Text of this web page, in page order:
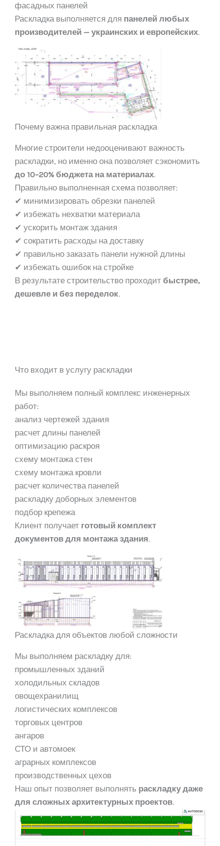
фасадных панелей
Раскладка выполняется для панелей любых
производителей — украинских и европейских.
Почему важна правильная раскладка
Многие строители недооценивают важность
раскладки, но именно она позволяет сэкономить
до 10–20% бюджета на материалах.
Правильно выполненная схема позволяет:
✔ минимизировать обрезки панелей
✔ избежать нехватки материала
✔ ускорить монтаж здания
✔ сократить расходы на доставку
✔ правильно заказать панели нужной длины
✔ избежать ошибок на стройке
В результате строительство проходитбыстрее,
дешевле и без переделок.
Что входит в услугу раскладки
Мы выполняем полный комплекс инженерных
работ:
анализ чертежей здания
расчет длины панелей
оптимизацию раскроя
схему монтажа стен
схему монтажа кровли
расчет количества панелей
раскладку доборных элементов
подбор крепежа
Клиент получает готовый комплект
документов для монтажа здания.
Раскладка для объектов любой сложности
Мы выполняем раскладку для:
промышленных зданий
холодильных складов
овощехранилищ
логистических комплексов
торговых центров
ангаров
СТО и автомоек
аграрных комплексов
производственных цехов
Наш опыт позволяет выполнять раскладку даже
для сложных архитектурных проектов.